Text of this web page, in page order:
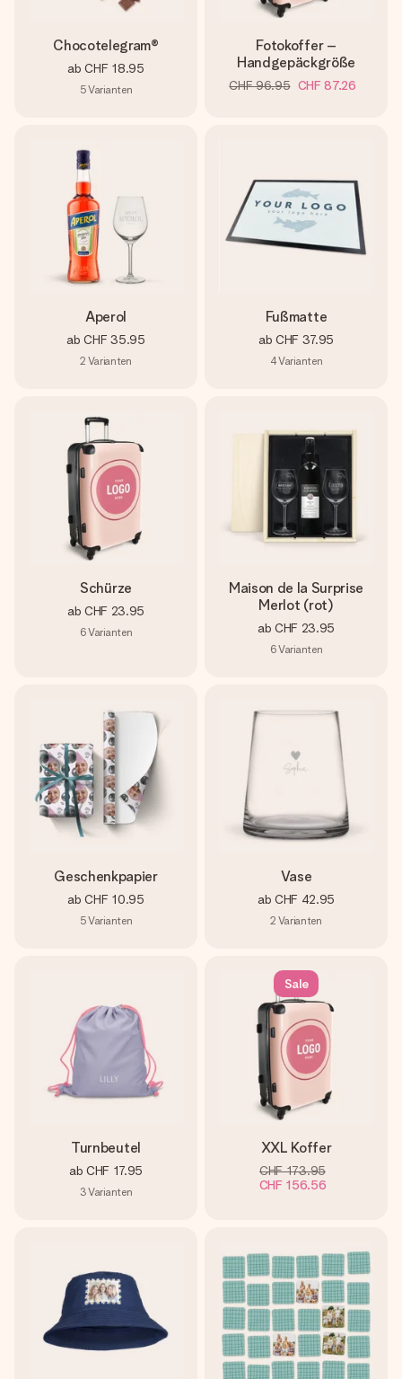
Chocotelegram®
ab CHF 18.95
5Varianten
Fotokoffer –
Handgepäckgröße
CHF 96.95 CHF 87.26
Aperol
ab CHF 35.95
2 Varianten
Fußmatte
ab CHF 37.95
4Varianten
Schürze
ab CHF 23.95
6Varianten
Maison de la Surprise
Merlot (rot)
ab CHF 23.95
6Varianten
Geschenkpapier
ab CHF 10.95
5Varianten
Vase
ab CHF 42.95
2 Varianten
Turnbeutel
ab CHF 17.95
3Varianten
Sale
XXL Koffer
CHF 173.95
CHF 156.56